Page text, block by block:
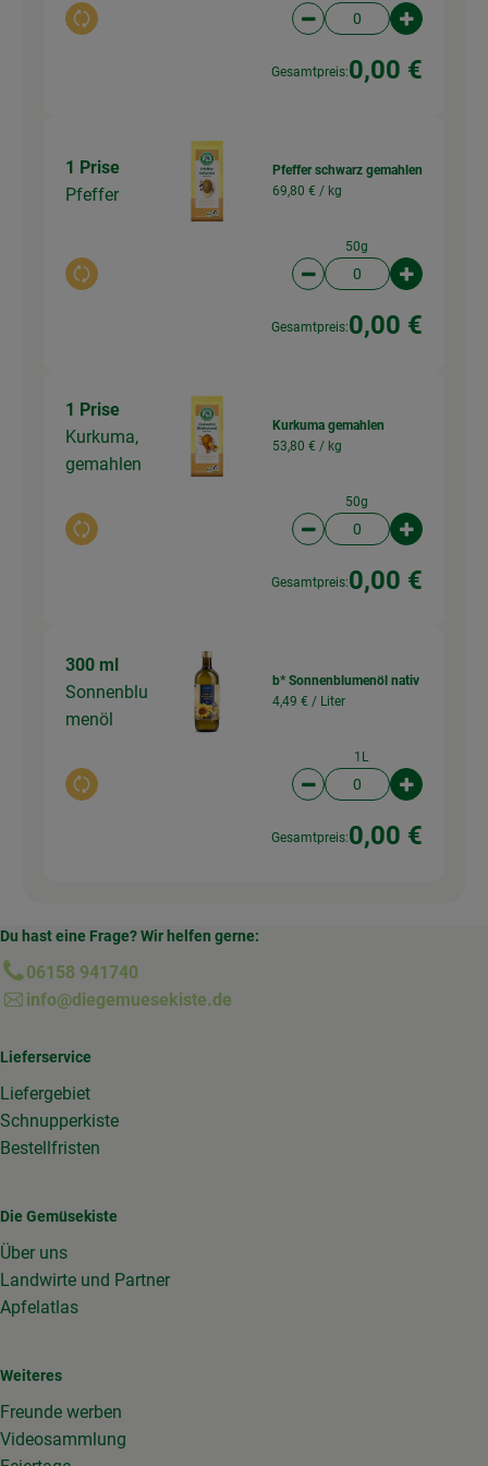
Auswahl ändern Artikelanzahl
Gesamtpreis:0,00 €
1 Prise
Pfeffer
Auswahl ändern
Pfeffer schwarz gemahlen
69,80 € / kg
50g
Artikelanzahl
Gesamtpreis:0,00 €
1 Prise
Kurkuma,
gemahlen
Auswahl ändern
Kurkuma gemahlen
53,80 € / kg
50g
Artikelanzahl
Gesamtpreis:0,00 €
300 ml
Sonnenblu
menöl
Auswahl ändern
b* Sonnenblumenöl nativ
4,49 € / Liter
1L
Artikelanzahl
Gesamtpreis:0,00 €
Du hast eine Frage? Wir helfen gerne:
06158 941740
info@diegemuesekiste.de
Lieferservice
Liefergebiet
Schnupperkiste
Bestellfristen
Die Gemüsekiste
Über uns
Landwirte und Partner
Apfelatlas
Weiteres
Freunde werben
Videosammlung